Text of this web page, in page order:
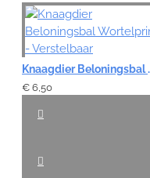
Knaagdier
€ 6,50